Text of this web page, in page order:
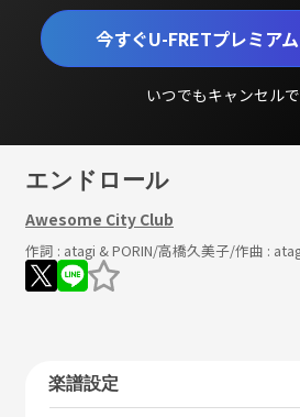
今すぐU-FRETプレミア
いつでもキャンセル
エンドロール
Awesome City Club
作詞 : atagi & PORIN/高橋久美子/作曲 :
楽譜設定